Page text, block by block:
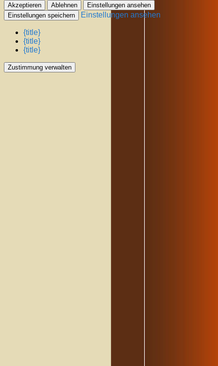
Akzeptieren Ablehnen
Einstellungen ansehen
Einstellungen speichern
Einstellungen ansehen
{title}
{title}
{title}
Zustimmung verwalten